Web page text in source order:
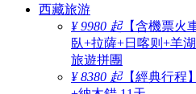
西藏旅游
¥ 9980 起【含機票火
臥+拉薩+日喀则+羊
旅遊拼團
¥ 8380 起【經典行程